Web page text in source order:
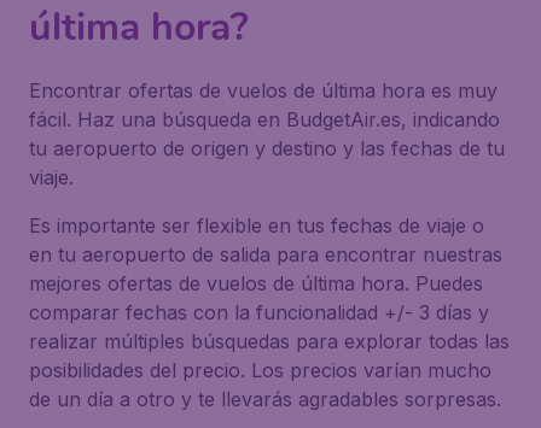
última hora?
Encontrar ofertas de vuelos de última hora es muy
fácil. Haz una búsqueda en BudgetAir.es, indicando
tu aeropuerto de origen y destino y las fechas de tu
viaje.
Es importante ser flexible en tus fechas de viaje o
en tu aeropuerto de salida para encontrar nuestras
mejores ofertas de vuelos de última hora. Puedes
comparar fechas con la funcionalidad +/- 3 días y
realizar múltiples búsquedas para explorar todas las
posibilidades del precio. Los precios varían mucho
de un día a otro y te llevarás agradables sorpresas.